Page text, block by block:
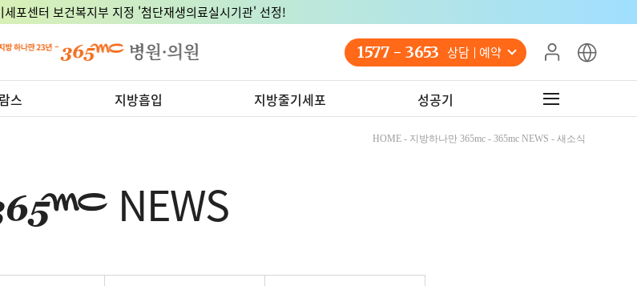
포센터 보건복지부 지정 '첨단재생의료실시기관' 선정!
1577 - 3653 상담 예약
람스 지방흡입 지방줄기세포 성공기
HOME - 지방하나만 365mc - 365mc NEWS - 새소식
NEWS